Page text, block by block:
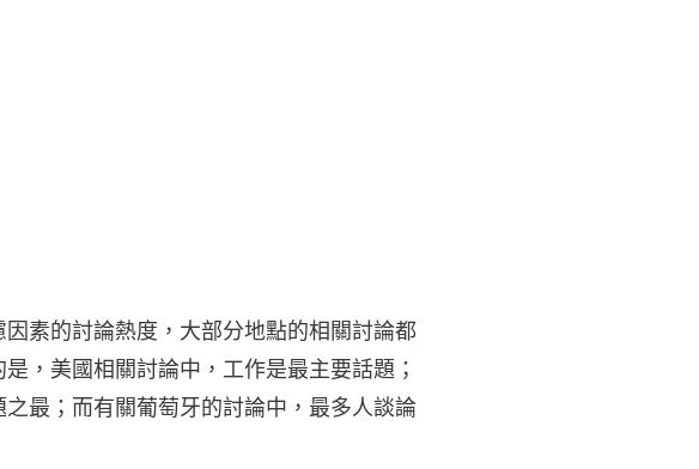
素的討論熱度，大部分地點的相關討論都
，美國相關討論中，工作是最主要話題；
最；而有關葡萄牙的討論中，最多人談論